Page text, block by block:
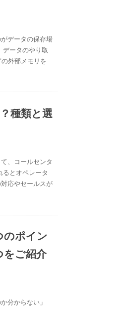
データの保存場
データのやり取
外部メモリを
種類と選
、コールセンタ
るとオペレータ
応やセールスが
のポイン
をご紹介
分からない」